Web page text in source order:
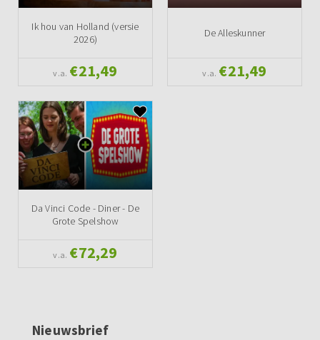
Ik hou van Holland (versie
2026)
v.a. €21,49
De Alleskunner
v.a. €21,49
Da Vinci Code - Diner - De
Grote Spelshow
v.a. €72,29
Nieuwsbrief